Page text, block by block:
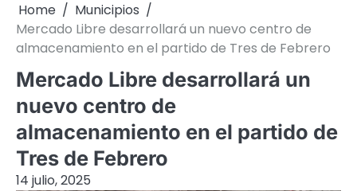
Home
Municipios
Mercado Libre desarrollará un nuevo centro de
almacenamiento en el partido de Tres de Febrero
Mercado Libre desarrollará un
nuevo centro de
almacenamiento en el partido de
Tres de Febrero
14 julio, 2025